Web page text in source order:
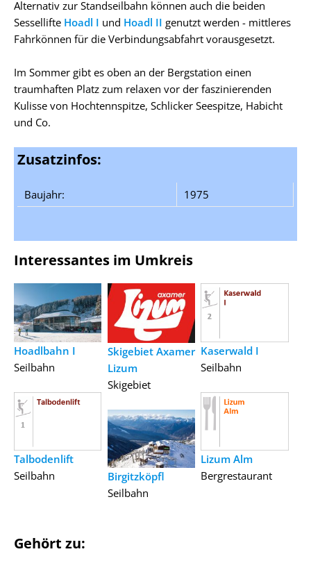
Alternativ zur Standseilbahn können auch die beiden
Sessellifte Hoadl I und Hoadl II genutzt werden - mittleres
Fahrkönnen für die Verbindungsabfahrt vorausgesetzt.
Im Sommer gibt es oben an der Bergstation einen
traumhaften Platz zum relaxen vor der faszinierenden
Kulisse von Hochtennspitze, Schlicker Seespitze, Habicht
und Co.
Zusatzinfos:
Baujahr: 1975
Interessantes im Umkreis
Hoadlbahn I
Seilbahn
Talbodenlift
Seilbahn
Skigebiet Axamer
Lizum
Skigebiet
Birgitzköpfl
Seilbahn
Kaserwald I
Seilbahn
Lizum Alm
Bergrestaurant
Gehört zu: